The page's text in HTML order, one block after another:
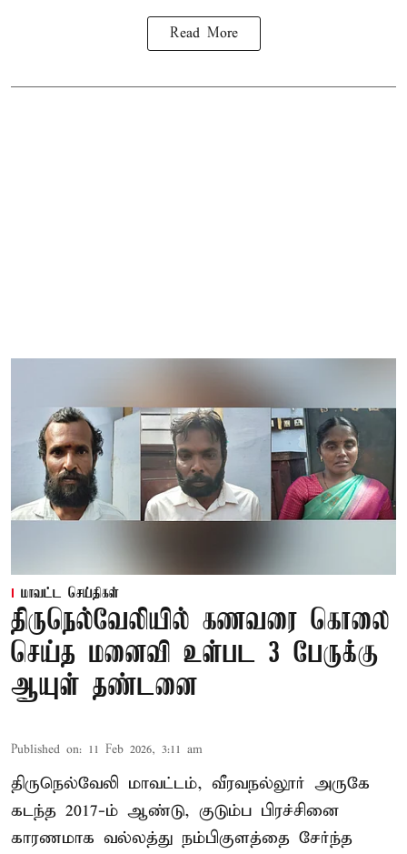
Read More
மாவட்ட செய்திகள்
திருநெல்வேலியில் கணவரை கொலை
செய்த மனைவி உள்பட 3 பேருக்கு
ஆயுள் தண்டனை
Published on: 11 Feb 2026, 3:11 am
திருநெல்வேலி மாவட்டம், வீரவநல்லூர் அருகே
கடந்த 2017-ம் ஆண்டு, குடும்ப பிரச்சினை
காரணமாக வல்லத்து நம்பிகுளத்தை சேர்ந்த